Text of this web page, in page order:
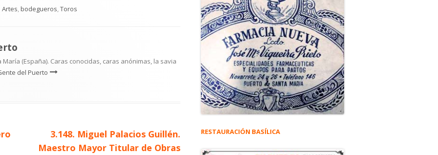
Categorías
Artes,bodegueros,Toros
(España). Caras conocidas, caras anónimas, la savia
del Puerto
Artículo
siguiente
3.148. Miguel Palacios Guillén.
Maestro Mayor Titular de Obras
RESTAURACIÓN BASÍLICA